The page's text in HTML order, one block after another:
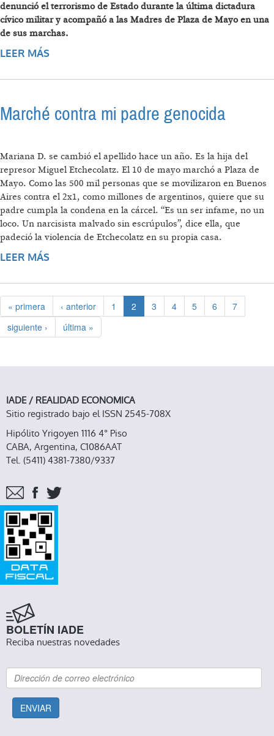
denunció el terrorismo de Estado durante la última dictadura
cívico militar y acompañó a las Madres de Plaza de Mayo en una
de sus marchas.
LEER MÁS
INDECOROSO"
Marché contra mi padre genocida
Mariana D. se cambió el apellido hace un año. Es la hija del
represor Miguel Etchecolatz. El 10 de mayo marchó a Plaza de
Mayo. Como las 500 mil personas que se movilizaron en Buenos
Aires contra el 2x1, como millones de argentinos, quiere que su
padre cumpla la condena en la cárcel. “Es un ser infame, no un
loco. Un narcisista malvado sin escrúpulos”, dice ella, que
padeció la violencia de Etchecolatz en su propia casa.
LEER MÁS
« primera ‹ anterior 1 2 3 4 5 6
7
siguiente ›
última »
IADE / REALIDAD ECONOMICA
Sitio registrado bajo el ISSN 2545-708X
Hipólito Yrigoyen 1116 4° Piso
CABA, Argentina, C1086AAT
Tel. (5411) 4381-7380/9337
BOLETÍN IADE
Reciba nuestras novedades
ENVIAR